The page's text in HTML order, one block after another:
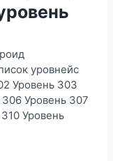
уровнейс
Уровень 303
Уровень 307
Уровень